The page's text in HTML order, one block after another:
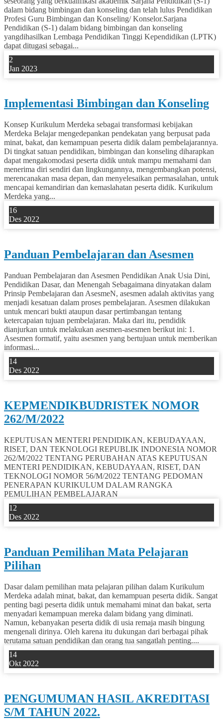
dalam bidang bimbingan dan konseling dan telah lulus Pendidikan
Profesi Guru Bimbingan dan Konseling/ Konselor.Sarjana
Pendidikan (S-1) dalam bidang bimbingan dan konseling
yangdihasilkan Lembaga Pendidikan Tinggi Kependidikan (LPTK)
dapat ditugasi sebagai...
2
Jan 2023
Implementasi Bimbingan dan Konseling
Konsep Kurikulum Merdeka sebagai transformasi kebijakan
Merdeka Belajar mengedepankan pendekatan yang berpusat pada
minat, bakat, dan kemampuan peserta didik dalam pembelajarannya.
Di tingkat satuan pendidikan, bimbingan dan konseling diharapkan
dapat mengakomodasi peserta didik untuk mampu memahami dan
menerima diri sendiri dan lingkungannya, mengembangkan potensi,
merencanakan masa depan, dan menyelesaikan permasalahan, untuk
mencapai kemandirian dan kemaslahatan peserta didik. Kurikulum
Merdeka yang...
16
Des 2022
Panduan Pembelajaran dan Asesmen
Panduan Pembelajaran dan Asesmen Pendidikan Anak Usia Dini,
Pendidikan Dasar, dan Menengah Sebagaimana dinyatakan dalam
Prinsip Pembelajaran dan AsesmeN, asesmen adalah aktivitas yang
menjadi kesatuan dalam proses pembelajaran. Asesmen dilakukan
untuk mencari bukti ataupun dasar pertimbangan tentang
ketercapaian tujuan pembelajaran. Maka dari itu, pendidik
dianjurkan untuk melakukan asesmen-asesmen berikut ini: 1.
Asesmen formatif, yaitu asesmen yang bertujuan untuk memberikan
informasi...
14
Des 2022
KEPMENDIKBUDRISTEK NOMOR
262/M/2022
KEPUTUSAN MENTERI PENDIDIKAN, KEBUDAYAAN,
RISET, DAN TEKNOLOGI REPUBLIK INDONESIA NOMOR
262/M/2022 TENTANG PERUBAHAN ATAS KEPUTUSAN
MENTERI PENDIDIKAN, KEBUDAYAAN, RISET, DAN
TEKNOLOGI NOMOR 56/M/2022 TENTANG PEDOMAN
PENERAPAN KURIKULUM DALAM RANGKA
PEMULIHAN PEMBELAJARAN
12
Des 2022
Panduan Pemilihan Mata Pelajaran
Pilihan
Dasar dalam pemilihan mata pelajaran pilihan dalam Kurikulum
Merdeka adalah minat, bakat, dan kemampuan peserta didik. Sangat
penting bagi peserta didik untuk memahami minat dan bakat, serta
menyadari kemampuan mereka dalam bidang yang diminati.
Namun, kebanyakan peserta didik di usia remaja masih bingung
mengenali dirinya. Oleh karena itu dukungan dari berbagai pihak
terutama satuan pendidikan dan orang tua sangatlah penting....
14
Okt 2022
PENGUMUMAN HASIL AKREDITASI
S/M TAHUN 2022.